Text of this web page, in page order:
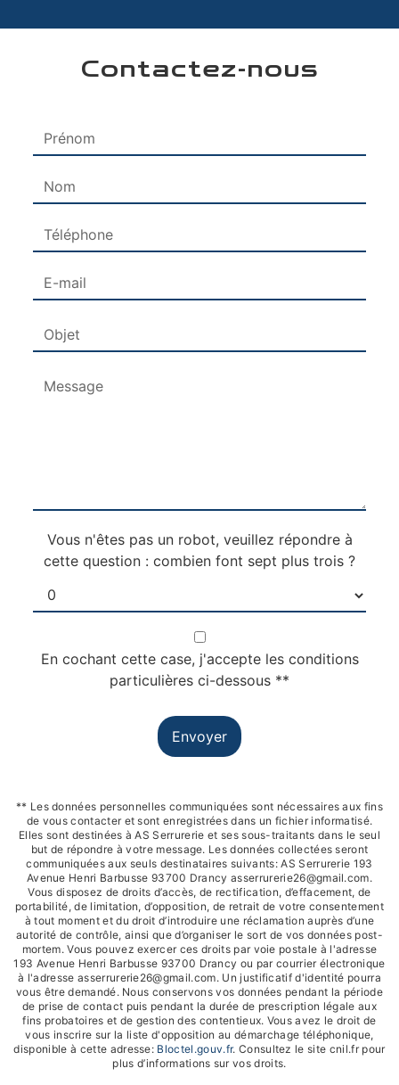
Contactez-nous
Vous n'êtes pas un robot, veuillez répondre à
cette question : combien font sept plus trois ?
En cochant cette case, j'accepte les conditions
particulières ci-dessous **
Envoyer
** Les données personnelles communiquées sont nécessaires aux fins
de vous contacter et sont enregistrées dans un fichier informatisé.
Elles sont destinées à AS Serrurerie et ses sous-traitants dans le seul
but de répondre à votre message. Les données collectées seront
communiquées aux seuls destinataires suivants: AS Serrurerie 193
Avenue Henri Barbusse 93700 Drancy asserrurerie26@gmail.com.
Vous disposez de droits d’accès, de rectification, d’effacement, de
portabilité, de limitation, d’opposition, de retrait de votre consentement
à tout moment et du droit d’introduire une réclamation auprès d’une
autorité de contrôle, ainsi que d’organiser le sort de vos données post-
mortem. Vous pouvez exercer ces droits par voie postale à l'adresse
193 Avenue Henri Barbusse 93700 Drancy ou par courrier électronique
à l'adresse asserrurerie26@gmail.com. Un justificatif d'identité pourra
vous être demandé. Nous conservons vos données pendant la période
de prise de contact puis pendant la durée de prescription légale aux
fins probatoires et de gestion des contentieux. Vous avez le droit de
vous inscrire sur la liste d'opposition au démarchage téléphonique,
disponible à cette adresse: Bloctel.gouv.fr. Consultez le site cnil.fr pour
plus d’informations sur vos droits.